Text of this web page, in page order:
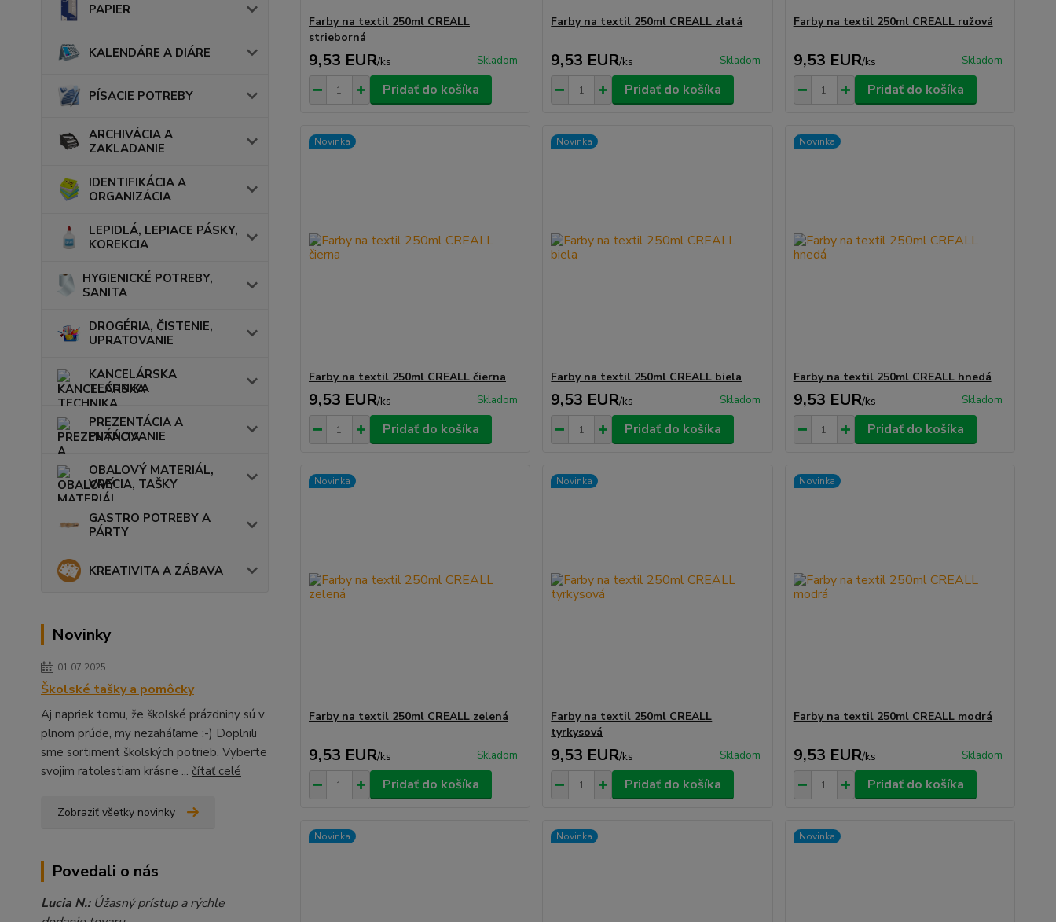
PAPIER
KALENDÁRE A DIÁRE
PÍSACIE POTREBY
ARCHIVÁCIA A
ZAKLADANIE
IDENTIFIKÁCIA A
ORGANIZÁCIA
LEPIDLÁ, LEPIACE PÁSKY,
KOREKCIA
HYGIENICKÉ POTREBY,
SANITA
DROGÉRIA, ČISTENIE,
UPRATOVANIE
KANCELÁRSKA
TECHNIKA
PREZENTÁCIA A
PLÁNOVANIE
OBALOVÝ MATERIÁL,
VRECIA, TAŠKY
GASTRO POTREBY A
PÁRTY
KREATIVITA A ZÁBAVA
Novinky
01.07.2025
Školské tašky a pomôcky
Aj napriek tomu, že školské prázdniny sú v
plnom prúde, my nezaháľame :-) Doplnili
sme sortiment školských potrieb. Vyberte
svojim ratolestiam krásne ... čítať celé
Zobraziť všetky novinky
Povedali o nás
Lucia N.:Úžasný prístup a rýchle
Farby na textil 250ml CREALL
strieborná
9,53 EUR/ks Skladom
Pridať do košíka
Farby na textil 250ml CREALL zlatá
9,53 EUR/ks Skladom
Pridať do košíka
Farby na textil 250ml CREALL ružová
9,53 EUR/ks Skladom
Pridať do košíka
Novinka
Farby na textil 250ml CREALL čierna
9,53 EUR/ks Skladom
Pridať do košíka
Novinka
Farby na textil 250ml CREALL biela
9,53 EUR/ks Skladom
Pridať do košíka
Novinka
Farby na textil 250ml CREALL hnedá
9,53 EUR/ks Skladom
Pridať do košíka
Novinka
Farby na textil 250ml CREALL zelená
9,53 EUR/ks Skladom
Pridať do košíka
Novinka
Farby na textil 250ml CREALL
tyrkysová
9,53 EUR/ks Skladom
Pridať do košíka
Novinka
Farby na textil 250ml CREALL modrá
9,53 EUR/ks Skladom
Pridať do košíka
Novinka Novinka Novinka